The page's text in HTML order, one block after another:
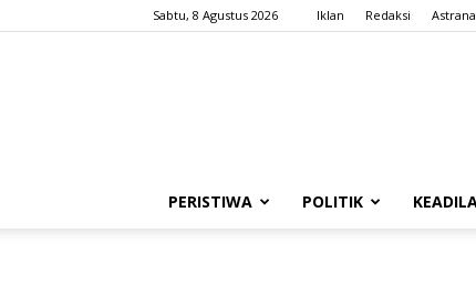
Sabtu, 8 Agustus 2026 Iklan Redaksi
PERISTIWA POLITIK